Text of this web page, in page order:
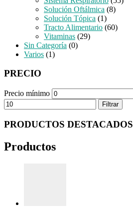
Solución Oftálmica (8)
Solución Tópica (1)
Tracto Alimentario (60)
Vitaminas (29)
Sin Categoría (0)
Varios (1)
PRECIO
Precio mínimo
Filtrar
PRODUCTOS DESTACADOS
Productos